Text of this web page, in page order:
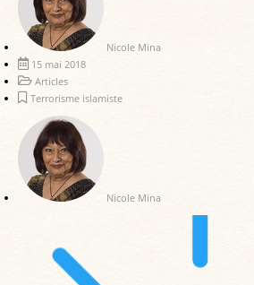
Nicole Mina
15 mai 2018
Articles
Terrorisme islamiste
Nicole Mina